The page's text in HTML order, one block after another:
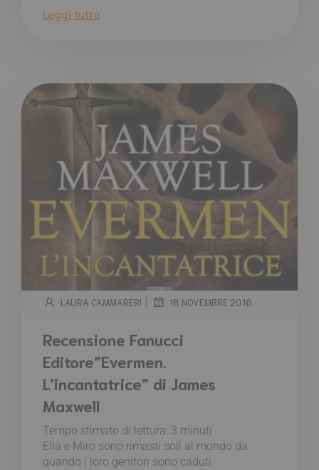
Leggi tutto
LAURA CAMMARERI | 18 NOVEMBRE 2016
Recensione Fanucci
Editore”Evermen.
L’incantatrice” di James
Maxwell
Tempo stimato di lettura: 3 minuti
Ella e Miro sono rimasti soli al mondo da
quando i loro genitori sono caduti